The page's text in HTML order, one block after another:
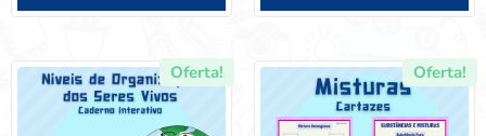
Oferta! Oferta!